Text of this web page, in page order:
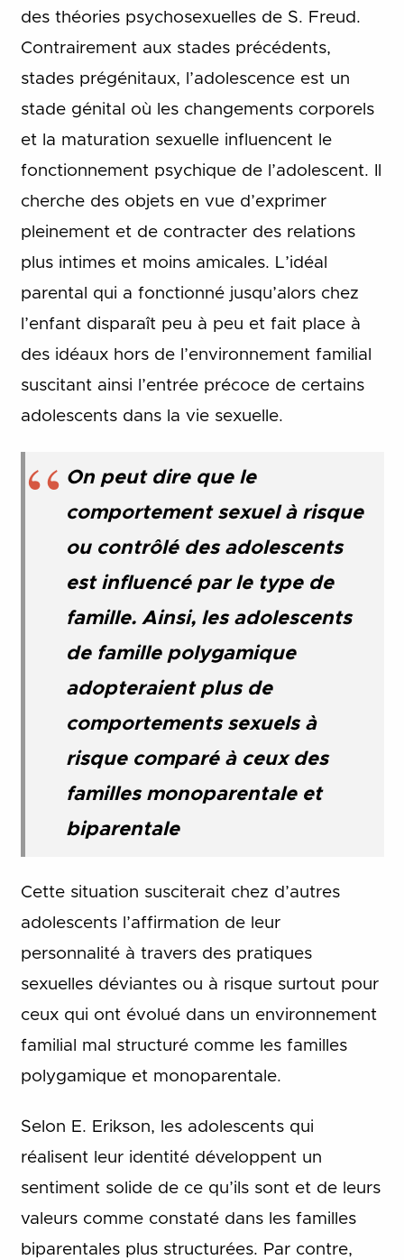
des théories psychosexuelles de S. Freud.
Contrairement aux stades précédents,
stades prégénitaux, l’adolescence est un
stade génital où les changements corporels
et la maturation sexuelle influencent le
fonctionnement psychique de l’adolescent. Il
cherche des objets en vue d’exprimer
pleinement et de contracter des relations
plus intimes et moins amicales. L’idéal
parental qui a fonctionné jusqu’alors chez
l’enfant disparaît peu à peu et fait place à
des idéaux hors de l’environnement familial
suscitant ainsi l’entrée précoce de certains
adolescents dans la vie sexuelle.
On peut dire que le
comportement sexuel à risque
ou contrôlé des adolescents
est influencé par le type de
famille. Ainsi, les adolescents
de famille polygamique
adopteraient plus de
comportements sexuels à
risque comparé à ceux des
familles monoparentale et
biparentale
Cette situation susciterait chez d’autres
adolescents l’affirmation de leur
personnalité à travers des pratiques
sexuelles déviantes ou à risque surtout pour
ceux qui ont évolué dans un environnement
familial mal structuré comme les familles
polygamique et monoparentale.
Selon E. Erikson, les adolescents qui
réalisent leur identité développent un
sentiment solide de ce qu’ils sont et de leurs
valeurs comme constaté dans les familles
biparentales plus structurées. Par contre,